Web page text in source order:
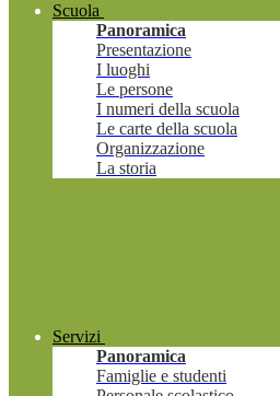
Scuola
Panoramica
Presentazione
I luoghi
Le persone
I numeri della scuola
Le carte della scuola
Organizzazione
La storia
Servizi
Panoramica
Famiglie e studenti